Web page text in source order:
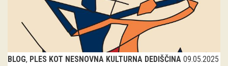
Arhiv razstav
dogodki
Koledar dogodkov
BLOG PLES KOT NESNOVNA KULTURNA DEDIŠČINA 09.05.2025